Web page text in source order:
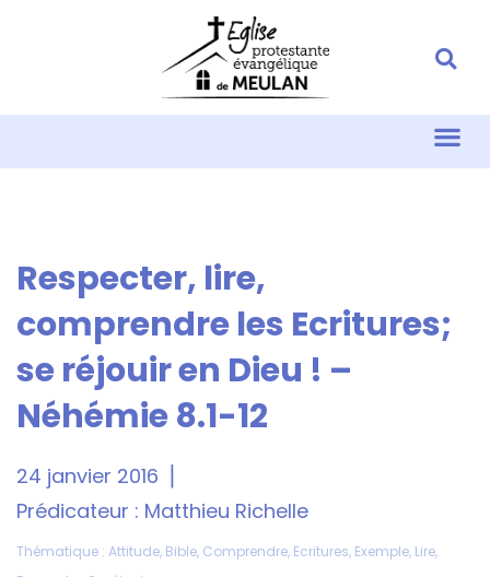
Respecter, lire,
comprendre les Ecritures;
se réjouir en Dieu ! –
Néhémie 8.1-12
24 janvier 2016
Prédicateur : Matthieu Richelle
Thématique : Attitude, Bible, Comprendre, Ecritures, Exemple, Lire,